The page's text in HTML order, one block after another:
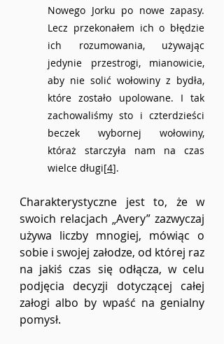
Nowego Jorku po nowe zapasy.
Lecz przekonałem ich o błędzie
ich rozumowania, używając
jedynie przestrogi, mianowicie,
aby nie solić wołowiny z bydła,
które zostało upolowane. I tak
zachowaliśmy sto i czterdzieści
beczek wybornej wołowiny,
któraż starczyła nam na czas
wielce długi[4].
Charakterystyczne jest to, że w
swoich relacjach „Avery” zazwyczaj
używa liczby mnogiej, mówiąc o
sobie i swojej załodze, od której raz
na jakiś czas się odłącza, w celu
podjęcia decyzji dotyczącej całej
załogi albo by wpaść na genialny
pomysł.